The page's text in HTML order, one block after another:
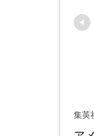
集英